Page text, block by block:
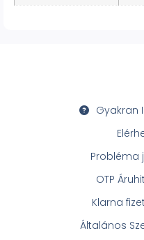
Gyakran
Probléma
OTP
Klarna
Általános